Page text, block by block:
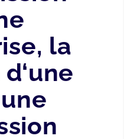
la